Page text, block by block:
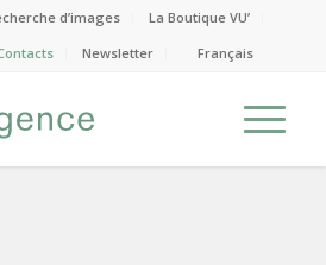
d’images
La Boutique VU’
Newsletter Français